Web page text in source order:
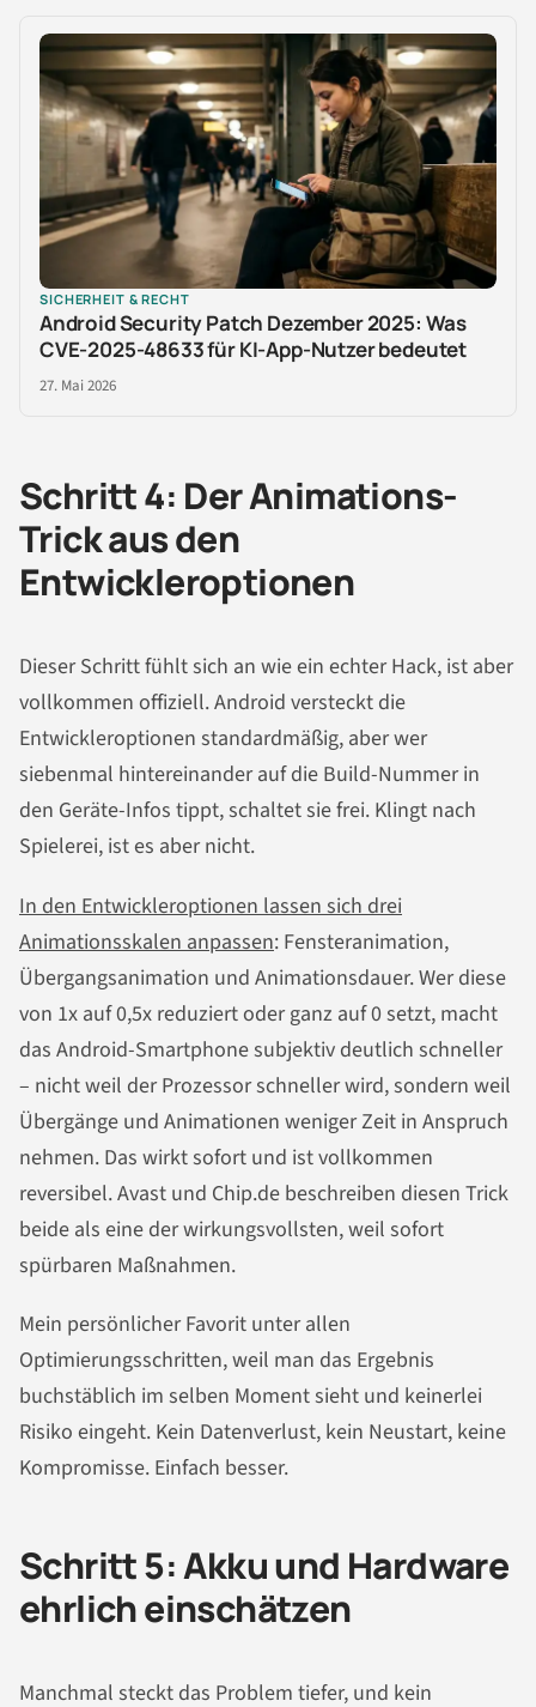
SICHERHEIT & RECHT
Android Security Patch Dezember 2025: Was
CVE-2025-48633 für KI-App-Nutzer bedeutet
27. Mai 2026
Schritt 4: Der Animations-
Trick aus den
Entwickleroptionen
Dieser Schritt fühlt sich an wie ein echter Hack, ist aber
vollkommen offiziell. Android versteckt die
Entwickleroptionen standardmäßig, aber wer
siebenmal hintereinander auf die Build-Nummer in
den Geräte-Infos tippt, schaltet sie frei. Klingt nach
Spielerei, ist es aber nicht.
In den Entwickleroptionen lassen sich drei
Animationsskalen anpassen: Fensteranimation,
Übergangsanimation und Animationsdauer. Wer diese
von 1x auf 0,5x reduziert oder ganz auf 0 setzt, macht
das Android-Smartphone subjektiv deutlich schneller
– nicht weil der Prozessor schneller wird, sondern weil
Übergänge und Animationen weniger Zeit in Anspruch
nehmen. Das wirkt sofort und ist vollkommen
reversibel. Avast und Chip.de beschreiben diesen Trick
beide als eine der wirkungsvollsten, weil sofort
spürbaren Maßnahmen.
Mein persönlicher Favorit unter allen
Optimierungsschritten, weil man das Ergebnis
buchstäblich im selben Moment sieht und keinerlei
Risiko eingeht. Kein Datenverlust, kein Neustart, keine
Kompromisse. Einfach besser.
Schritt 5: Akku und Hardware
ehrlich einschätzen
Manchmal steckt das Problem tiefer, und kein